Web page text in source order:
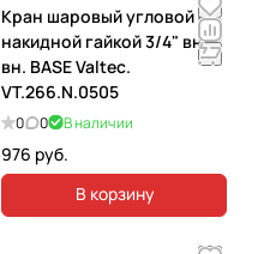
Кран шаровый угловой с
накидной гайкой 3/4" вн.-
вн. BASE Valtec.
VT.266.N.0505
0 0 В наличии
976 руб.
В корзину